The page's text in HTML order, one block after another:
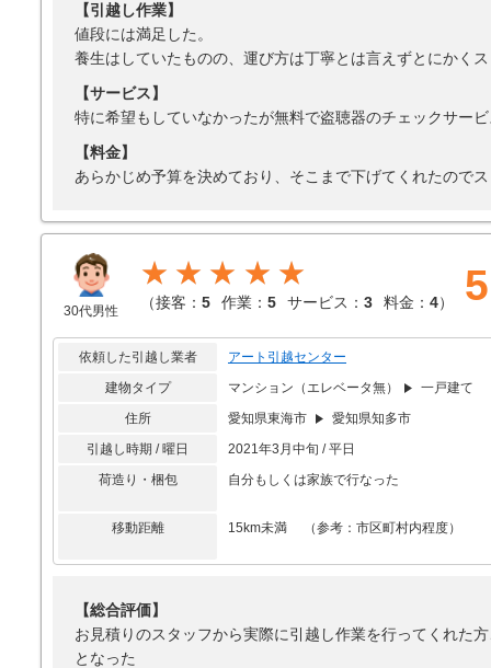
【引越し作業】
値段には満足した。
養生はしていたものの、運び方は丁寧とは言えずとにかく
【サービス】
特に希望もしていなかったが無料で盗聴器のチェックサー
【料金】
あらかじめ予算を決めており、そこまで下げてくれたので
30代男性
★★★★★
（接客： 5 作業： 5 サービス： 3 料金： 4） 5
依頼した引越し業者
アート引越センター
建物タイプ
マンション（エレベータ無）
一戸建て
住所
愛知県東海市
愛知県知多市
引越し時期 / 曜日
2021年3月中旬 / 平日
荷造り・梱包
自分もしくは家族で行なった
移動距離 15km未満 （参考：市区町村内程度）
【総合評価】
お見積りのスタッフから実際に引越し作業を行ってくれた
となった